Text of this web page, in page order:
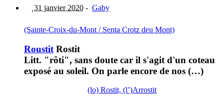
31 janvier 2020 - Gaby
(Sainte-Croix-du-Mont / Senta Crotz deu Mont)
Roustit Rostit
Litt. "rôti", sans doute car il s'agit d'un coteau
exposé au soleil. On parle encore de nos (…)
(lo) Rostit, (l’)Arrostit